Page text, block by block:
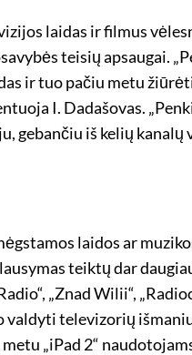
laidas ir filmus
teisių apsaugai.
ir tuo pačiu metu
I. Dadašovas.
gebančiu iš kelių kanalų
laidos ar
teiktų dar
„Znad Wilii“,
valdyti televizorių
„iPad 2“